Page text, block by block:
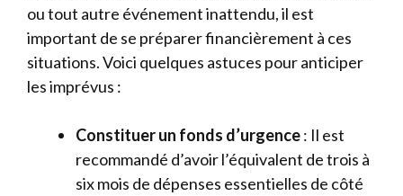
ou tout autre événement inattendu, il est
important de se préparer financièrement à ces
situations. Voici quelques astuces pour anticiper
les imprévus :
Constituer un fonds d’urgence: Il est
recommandé d’avoir l’équivalent de trois à
six mois de dépenses essentielles de côté